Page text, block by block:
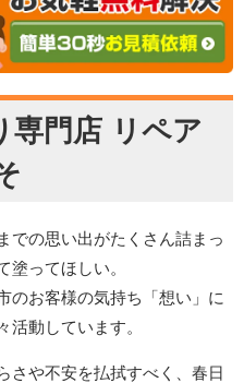
専門店 リペア
での思い出がたくさん詰まっ
ってほしい。
のお客様の気持ち「想い」に
活動しています。
さや不安を払拭すべく、春日